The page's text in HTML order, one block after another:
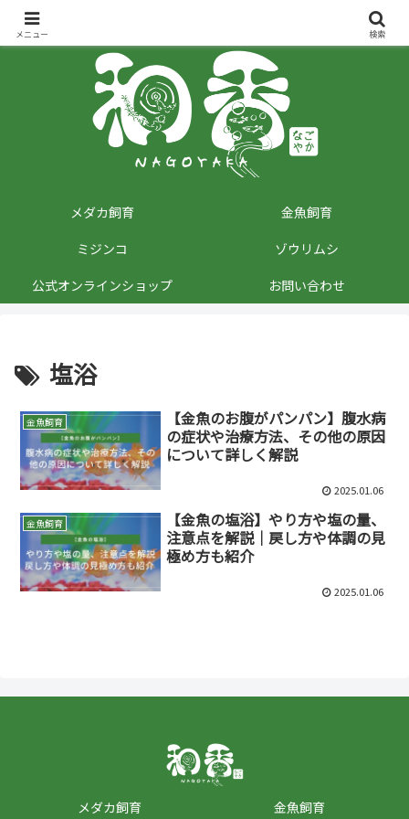
メダカ飼育
金魚飼育
ミジンコ
ゾウリムシ
公式オンラインショップ
お問い合わせ
塩浴
金魚飼育
【金魚のお腹がパンパン】腹水病
の症状や治療方法、その他の原因
について詳しく解説
2025.01.06
金魚飼育
【金魚の塩浴】やり方や塩の量、
注意点を解説｜戻し方や体調の見
極め方も紹介
2025.01.06
メダカ飼育 金魚飼育
メニュー 検索